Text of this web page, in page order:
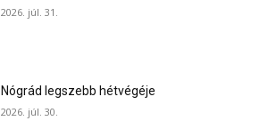
2026. júl. 31.
Nógrád legszebb hétvégéje
2026. júl. 30.